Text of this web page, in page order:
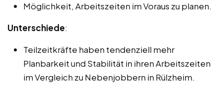
Möglichkeit, Arbeitszeiten im Voraus zu planen.
Unterschiede:
Teilzeitkräfte haben tendenziell mehr
Planbarkeit und Stabilität in ihren Arbeitszeiten
im Vergleich zu Nebenjobbern in Rülzheim.